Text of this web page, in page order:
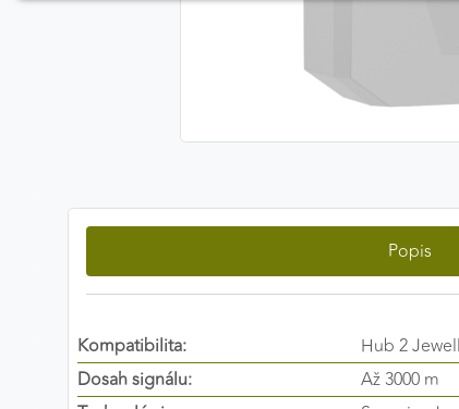
Popis
Kompatibilita:
Hub 2
Dosah signálu:
Až 3000 m
webovej stránky a bez nich by nebolo možné
zvolený jazyk, región alebo prihlasovacie údaje.
nim vám dokážeme poskytnúť personalizovanejšie
pohodlnejšie používanie webovej stránky.